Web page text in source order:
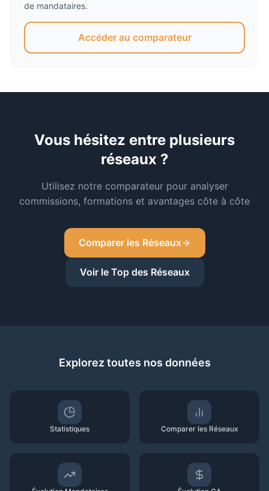
de mandataires.
Accéder au comparateur
Vous hésitez entre plusieurs
réseaux ?
Utilisez notre comparateur pour analyser
commissions, formations et avantages côte à côte
Comparer les Réseaux
Voir le Top des Réseaux
Explorez toutes nos données
Statistiques Comparer les Réseaux